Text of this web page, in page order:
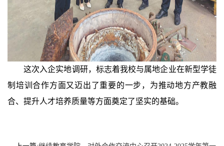
这次入企实地调研，标志着我校与属地企业在新型学徒
制培训合作方面又迈出了重要的一步，为推动地方产教融
合、提升人才培养质量等方面奠定了坚实的基础。